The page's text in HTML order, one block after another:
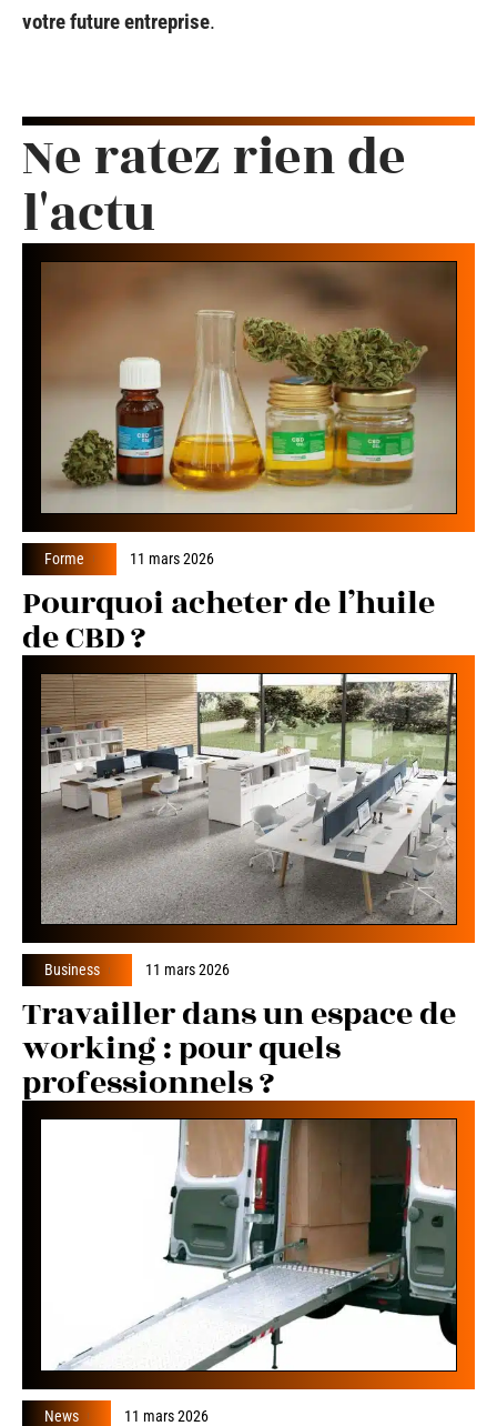
votre future entreprise.
Ne ratez rien de
l'actu
Forme 11 mars 2026
Pourquoi acheter de l’huile
de CBD ?
Business 11 mars 2026
Travailler dans un espace de
working : pour quels
professionnels ?
News 11 mars 2026